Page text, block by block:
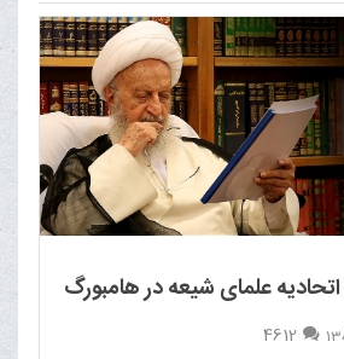
علمای شیعه در هامبورگ
4612